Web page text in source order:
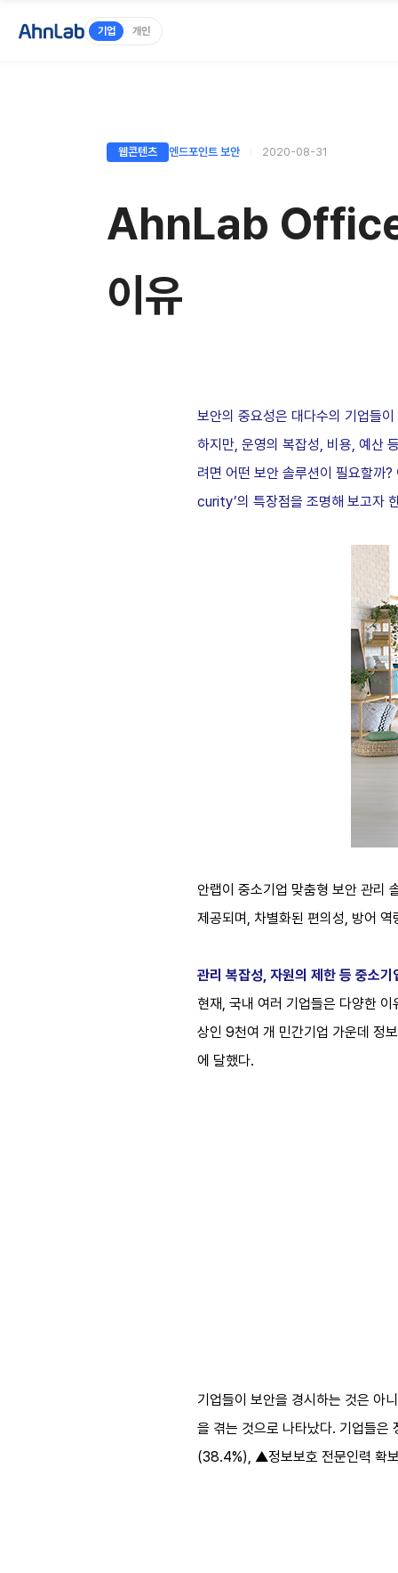
기업 개인
웹콘텐츠 엔드포인트 보안 2020-08-31
AhnLab Office
이유
보안의 중요성은 대다수의 기업들
하지만, 운영의 복잡성, 비용, 예산
려면 어떤 보안 솔루션이 필요할까
curity’의 특장점을 조명해 보고자
안랩이 중소기업 맞춤형 보안 관
제공되며, 차별화된 편의성, 방어
관리 복잡성, 자원의 제한 등 중소
현재, 국내 여러 기업들은 다양한
상인 9천여 개 민간기업 가운데 정
에 달했다.
기업들이 보안을 경시하는 것은 아
을 겪는 것으로 나타났다. 기업들
(38.4%), ▲정보보호 전문인력 확